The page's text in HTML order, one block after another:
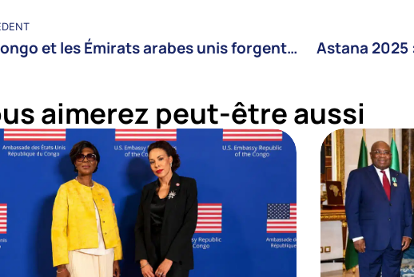
Le Congo et les Émirats arabes unis forgent une alliance économique stratégique pour l’Afrique centrale
aimerez peut-être aussi